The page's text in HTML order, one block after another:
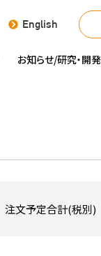
English
お知らせ/研究・開
注文予定合計(税別)